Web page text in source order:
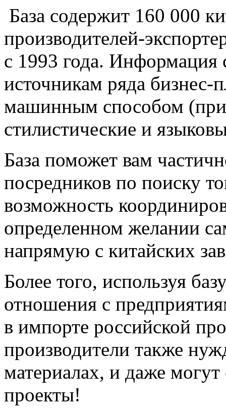
База содержит 160 000
производителей-
с 1993 года.
источникам ряда
машинным способом
стилистические и
База поможет вам
посредников по поиску
возможность
определенном желании
напрямую с китайских
Более того, используя
отношения с
в импорте российской
производители также
материалах, и даже
проекты!